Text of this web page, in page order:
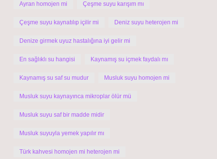
Ayran homojen mi Çeşme suyu karışım mı
Çeşme suyu kaynatılıp içilir mi Deniz suyu heterojen mi
Denize girmek uyuz hastalığına iyi gelir mi
En sağlıklı su hangisi Kaynamış su içmek faydalı mı
Kaynamış su saf su mudur Musluk suyu homojen mi
Musluk suyu kaynayınca mikroplar ölür mü
Musluk suyu saf bir madde midir
Musluk suyuyla yemek yapılır mı
Türk kahvesi homojen mi heterojen mi